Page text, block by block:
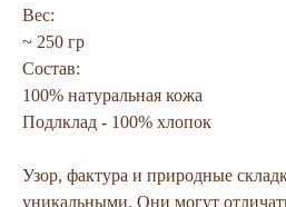
Вес:
~ 250 гр
Состав:
100% натуральная кожа
Подлклад - 100% хлопок
Узор, фактура и природные
уникальными. Они могут